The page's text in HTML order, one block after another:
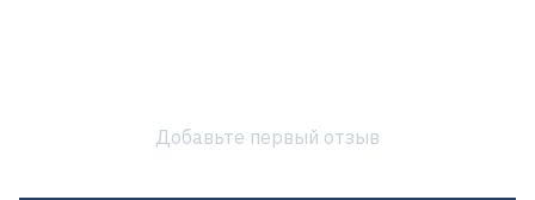
Добавьте первый отзыв